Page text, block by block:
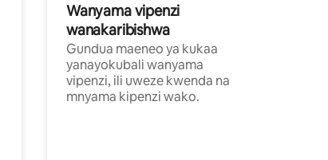
Wanyama vipenzi
wanakaribishwa
Gundua maeneo ya kukaa
yanayokubali wanyama
vipenzi, ili uweze kwenda na
mnyama kipenzi wako.